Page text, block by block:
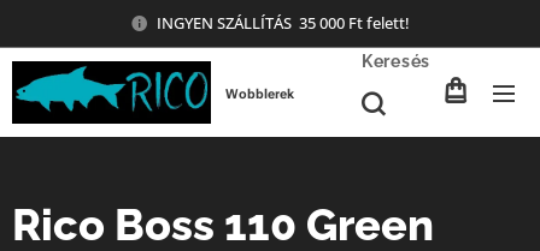
INGYEN SZÁLLÍTÁS 35 000 Ft felett!
Wobblerek
Keresés
Rico Boss 110 Green